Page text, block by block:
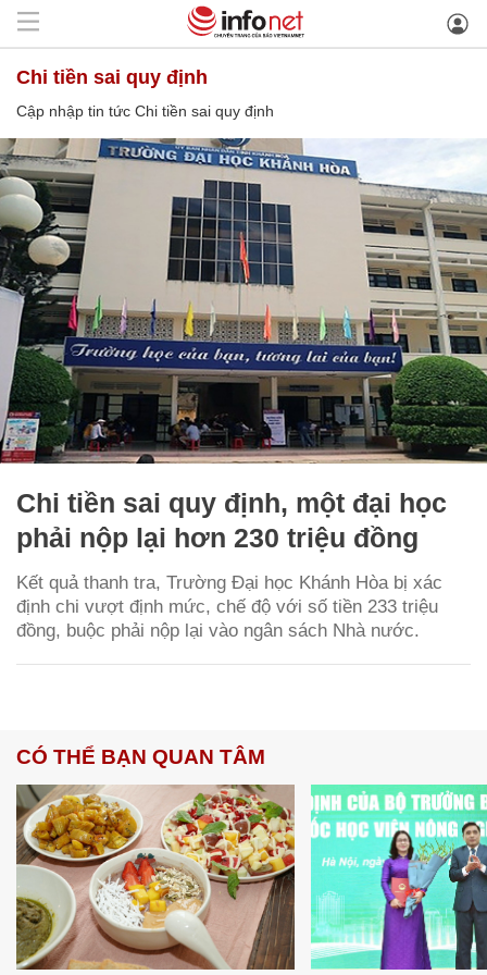
Chi tiền sai quy định
Cập nhập tin tức Chi tiền sai quy định
Chi tiền sai quy định, một đại học
phải nộp lại hơn 230 triệu đồng
Kết quả thanh tra, Trường Đại học Khánh Hòa bị xác
định chi vượt định mức, chế độ với số tiền 233 triệu
đồng, buộc phải nộp lại vào ngân sách Nhà nước.
CÓ THỂ BẠN QUAN TÂM